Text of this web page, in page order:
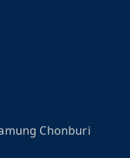
Chonburi